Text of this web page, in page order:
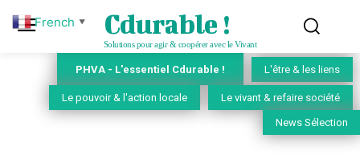
Cdurable !
Solutions pour agir & coopérer avec le Vivant
PHVA - L'essentiel Cdurable ! L'être & les liens
Le pouvoir & l'action locale Le vivant & refaire société
News Sélection
French ▼